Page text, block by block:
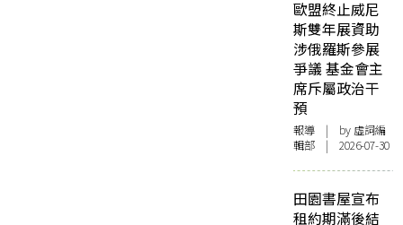
歐盟終止威尼
斯雙年展資助
涉俄羅斯參展
爭議 基金會主
席斥屬政治干
預
報導 | by 虛詞編
輯部 | 2026-07-30
田園書屋宣布
租約期滿後結